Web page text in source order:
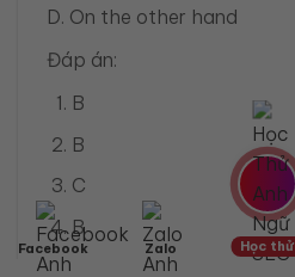
D. On the other hand
Đáp án:
B
B
C
B
Facebook Zalo Học thử